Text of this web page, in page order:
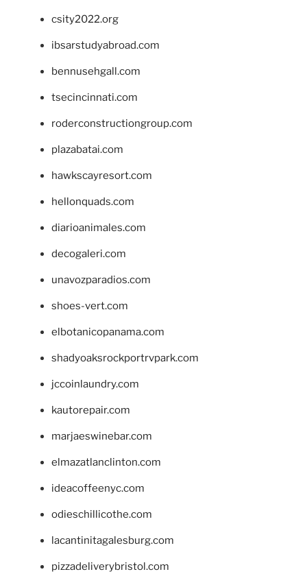
csity2022.org
ibsarstudyabroad.com
bennusehgall.com
tsecincinnati.com
roderconstructiongroup.com
plazabatai.com
hawkscayresort.com
hellonquads.com
diarioanimales.com
decogaleri.com
unavozparadios.com
shoes-vert.com
elbotanicopanama.com
shadyoaksrockportrvpark.com
jccoinlaundry.com
kautorepair.com
marjaeswinebar.com
elmazatlanclinton.com
ideacoffeenyc.com
odieschillicothe.com
lacantinitagalesburg.com
pizzadeliverybristol.com